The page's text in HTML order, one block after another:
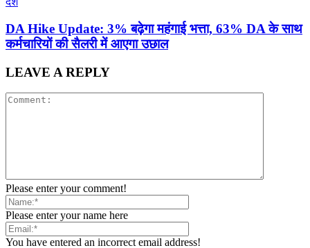
DA Hike Update: 3% बढ़ेगा महंगाई भत्ता, 63% DA के साथ
कर्मचारियों की सैलरी में आएगा उछाल
LEAVE A REPLY
Please enter your comment!
Please enter your name here
You have entered an incorrect email address!